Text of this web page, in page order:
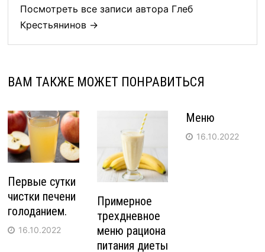
Посмотреть все записи автора Глеб
Крестьянинов →
ВАМ ТАКЖЕ МОЖЕТ ПОНРАВИТЬСЯ
Первые сутки
чистки печени
голоданием.
16.10.2022
Примерное
трехдневное
меню рациона
питания диеты
Меню
16.10.2022